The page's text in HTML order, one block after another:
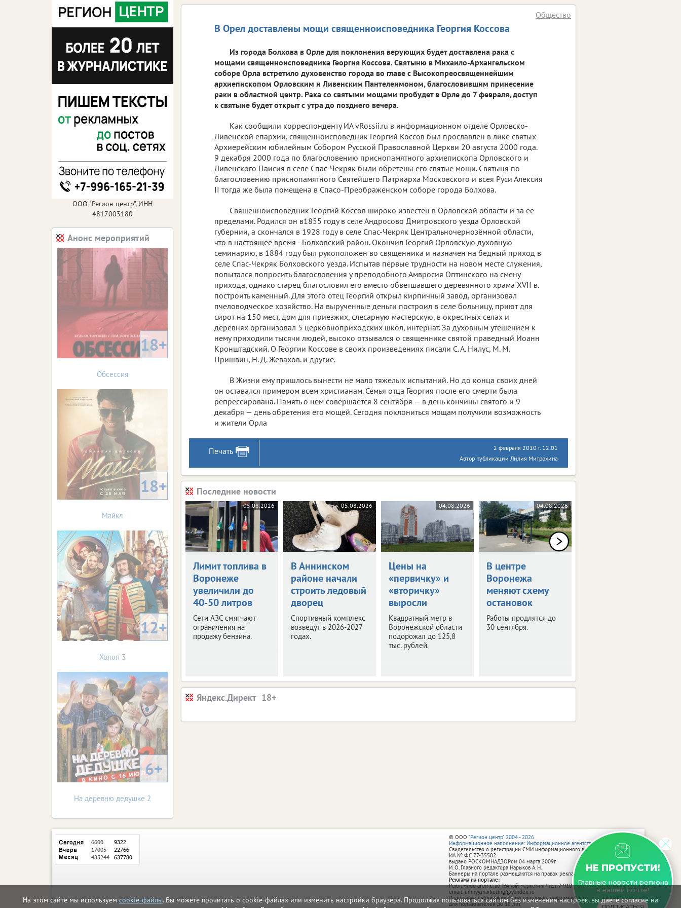
На этом сайте мы используем cookie-файлы. Вы можете прочитать о cookie-файлах или изменить настройки браузера. Продолжая пользоваться сайтом без изменения настроек, вы даете согласие на
В Орел доставлены мощи священноисповедника Георгия Коссова
Общество
Из города Болхова в Орле для поклонения верующих будет доставлена рака с
мощами священноисповедника Георгия Коссова. Святыню в Михаило-Архангельском
соборе Орла встретило духовенство города во главе с Высокопреосвященнейшим
архиепископом Орловским и Ливенским Пантелеимоном, благословившим принесение
раки в областной центр. Рака со святыми мощами пробудет в Орле до 7 февраля, доступ
к святыне будет открыт с утра до позднего вечера.
Как сообщили корреспонденту ИА vRossii.ru в информационном отделе Орловско-
Ливенской епархии, священноисповедник Георгий Коссов был прославлен в лике святых
Архиерейским юбилейным Собором Русской Православной Церкви 20 августа 2000 года.
9 декабря 2000 года по благословению приснопамятного архиепископа Орловского и
Ливенского Паисия в селе Спас-Чекряк были обретены его святые мощи. Святыня по
благословению приснопамятного Святейшего Патриарха Московского и всея Руси Алексия
II тогда же была помещена в Спасо-Преображенском соборе города Болхова.
Священноисповедник Георгий Коссов широко известен в Орловской области и за ее
пределами. Родился он в1855 году в селе Андросово Дмитровского уезда Орловской
губернии, а скончался в 1928 году в селе Спас-Чекряк Центральночернозёмной области,
что в настоящее время - Болховский район. Окончил Георгий Орловскую духовную
семинарию, в 1884 году был рукоположен во священника и назначен на бедный приход в
селе Спас-Чекряк Болховского уезда. Испытав первые трудности на новом месте служения,
попытался попросить благословения у преподобного Амвросия Оптинского на смену
прихода, однако старец благословил его вместо обветшавшего деревянного храма XVII в.
построить каменный. Для этого отец Георгий открыл кирпичный завод, организовал
пчеловодческое хозяйство. На вырученные деньги построил в селе больницу, приют для
сирот на 150 мест, дом для приезжих, слесарную мастерскую, в окрестных селах и
деревнях организовал 5 церковноприходских школ, интернат. За духовным утешением к
нему приходили тысячи людей, высоко отзывался о священнике святой праведный Иоанн
Кронштадский. О Георгии Коссове в своих произведениях писали С. А. Нилус, М. М.
Пришвин, Н. Д. Жевахов. и другие.
В Жизни ему пришлось вынести не мало тяжелых испытаний. Но до конца своих дней
он оставался примером всем христианам. Семья отца Георгия после его смерти была
репрессирована. Память о нем совершается 8 сентября — в день кончины святого и 9
декабря — день обретения его мощей. Сегодня поклониться мощам получили возможность
и жители Орла
Печать
2 февраля 2010 г. 12:01
Автор публикации Лилия Митрохина
Последние новости
05.08.2026
Лимит топлива в
Воронеже
увеличили до
40-50 литров
Сети АЗС смягчают
ограничения на
продажу бензина.
05.08.2026
В Аннинском
районе начали
строить ледовый
дворец
Спортивный комплекс
возведут в 2026-2027
годах.
04.08.2026
Цены на
«первичку» и
«вторичку»
выросли
Квадратный метр в
Воронежской области
подорожал до 125,8
тыс. рублей.
04.08.2026
В центре
Воронежа
меняют схему
остановок
Работы продлятся до
30 сентября.
Яндекс.Директ
ООО "Регион центр", ИНН
4817003180
Анонс мероприятий
18+
Обсессия
18+
Майкл
12+
Холоп 3
6+
На деревню дедушке 2
НЕ ПРОПУСТИ!
Главные новости региона
в вашей почте!
© ООО "Регион центр" 2004 - 2026
Информационное наполнение: Информационное агентство vRossii.ru
Свидетельство о регистрации СМИ информационного агентства vRossii.ru
ИА № ФС 77‑35502
выдано РОСКОМНАДЗОРом 04 марта 2009г.
И. О. Главного редактора Нарыков А. Н.
Баннеры на портале размещаются на правах рекламы.
Реклама на портале:
Рекламное агентство "Умный маркетинг" тел. 7-910-267-70-40,
email: umnyy.marketing@yandex.ru
Отдельные публикации могут содержать информацию, не предназначенную
для пользователей до 18 лет.